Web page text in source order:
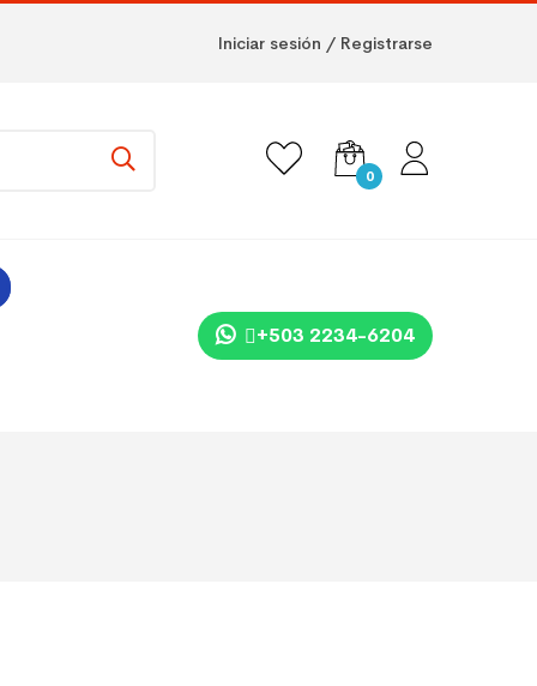
Iniciar sesión / Registrarse
0
+503 2234-6204